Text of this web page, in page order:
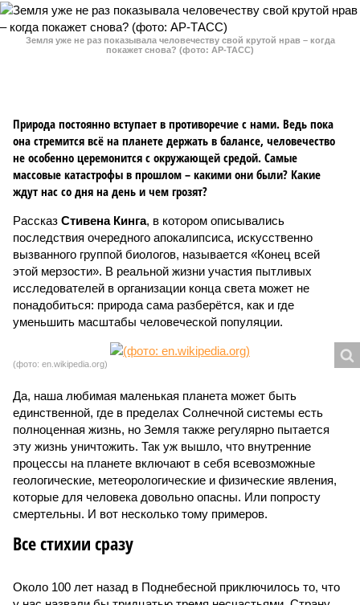
Земля уже не раз показывала человечеству свой крутой нрав – когда
покажет снова? (фото: АР-ТАСС)
Природа постоянно вступает в противоречие с нами. Ведь пока
она стремится всё на планете держать в балансе, человечество
не особенно церемонится с окружающей средой. Самые
массовые катастрофы в прошлом – какими они были? Какие
ждут нас со дня на день и чем грозят?
Рассказ Стивена Кинга, в котором описывались
последствия очередного апокалипсиса, искусственно
вызванного группой биологов, называется «Конец всей
этой мерзости». В реальной жизни участия пытливых
исследователей в организации конца света может не
понадобиться: природа сама разберётся, как и где
уменьшить масштабы человеческой популяции.
(фото: en.wikipedia.org)
Да, наша любимая маленькая планета может быть
единственной, где в пределах Солнечной системы есть
полноценная жизнь, но Земля также регулярно пытается
эту жизнь уничтожить. Так уж вышло, что внутренние
процессы на планете включают в себя всевозможные
геологические, метеорологические и физические явления,
которые для человека довольно опасны. Или попросту
смертельны. И вот несколько тому примеров.
Все стихии сразу
Около 100 лет назад в Поднебесной приключилось то, что